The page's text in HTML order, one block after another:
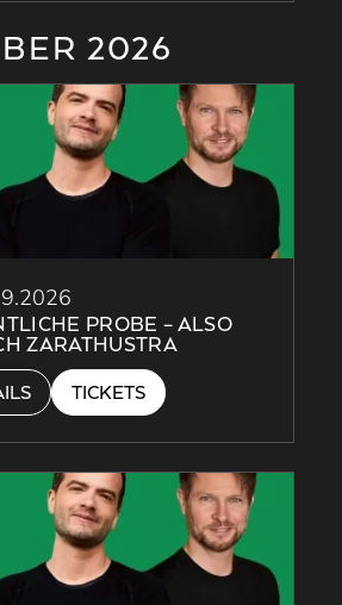
2026
PROBE – ALSO
ZARATHUSTRA
TICKETS